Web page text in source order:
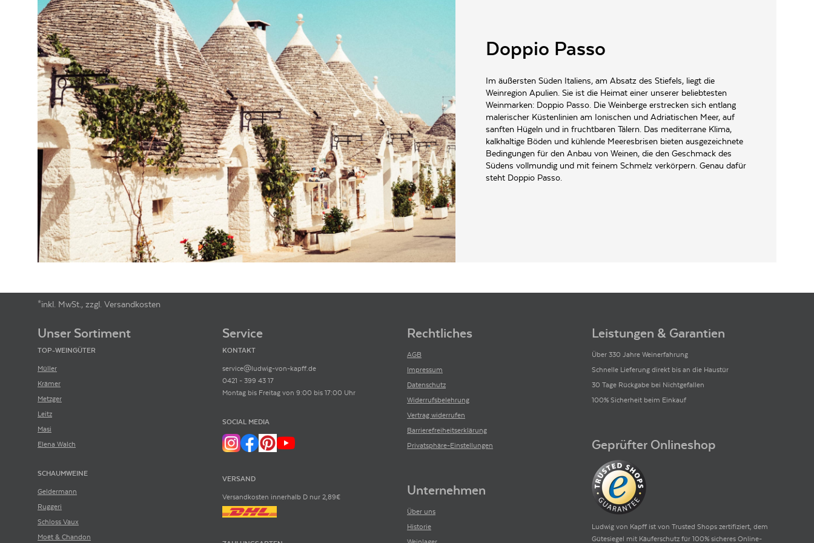
9,32 €/Liter
PASSEND ZU Käse, Lamm, Pasta, Pizza, Rind, Schwein, Vegetarisch, Wild
ALKOHOLGEHALT 13.0 % vol
RESTZUCKER 16.0 g/l
GESAMTSÄURE 6.0 g/l
VERSCHLUSSART Naturkorken
LAGERFÄHIGKEIT bis zu 4 Jahre
ALLERGENE /
INHALTSSTOFFE
Sulfite
BIO KONTROLLNUMMER IT-BIO-015
PRODUKTTYP Biowein, Rotwein,Vorratspaket
INHALT (LITER) 4.5
PRODUZENT / ABFÜLLER /
HERSTELLER
BOTTER CASA VINICOLA S.P.A., Via Cadorna, 17 I-30020 Fossalta di Piave (VE) Italy
WEINTYPGESCHMACK Halbtrocken
Doppio Passo
Im äußersten Süden Italiens, am Absatz des Stiefels, liegt die
Weinregion Apulien. Sie ist die Heimat einer unserer beliebtesten
Weinmarken: Doppio Passo. Die Weinberge erstrecken sich entlang
malerischer Küstenlinien am Ionischen und Adriatischen Meer, auf
sanften Hügeln und in fruchtbaren Tälern. Das mediterrane Klima,
kalkhaltige Böden und kühlende Meeresbrisen bieten ausgezeichnete
Bedingungen für den Anbau von Weinen, die den Geschmack des
Südens vollmundig und mit feinem Schmelz verkörpern. Genau dafür
steht Doppio Passo.
*inkl. MwSt., zzgl. Versandkosten
Unser Sortiment
TOP-WEINGÜTER
Müller
Krämer
Metzger
Leitz
Masi
Elena Walch
SCHAUMWEINE
Geldermann
Ruggeri
Schloss Vaux
Moët & Chandon
Service
KONTAKT
service@ludwig-von-kapff.de
0421 - 399 43 17
Montag bis Freitag von 9:00 bis 17:00 Uhr
SOCIAL MEDIA
VERSAND
Versandkosten innerhalb D nur 2,89€
Rechtliches
AGB
Impressum
Datenschutz
Widerrufsbelehrung
Vertrag widerrufen
Barrierefreiheitserklärung
Privatsphäre-Einstellungen
Unternehmen
Über uns
Historie
Leistungen & Garantien
Über 330 Jahre Weinerfahrung
Schnelle Lieferung direkt bis an die Haustür
30 Tage Rückgabe bei Nichtgefallen
100% Sicherheit beim Einkauf
Geprüfter Onlineshop
Ludwig von Kapff ist von Trusted Shops zertifiziert, dem
Gütesiegel mit Käuferschutz für 100% sicheres Online-